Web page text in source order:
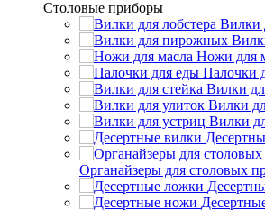
Cтоловые приборы
Вилки
Ножи для
Палочки
Вилки
Вилки
Вилки
Органайзеры для столовых